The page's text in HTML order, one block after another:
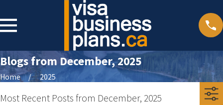
Blogs from December, 2025
Home 2025
Most Recent Posts from December, 2025